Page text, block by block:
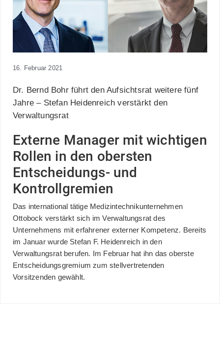
16. Februar 2021
Dr. Bernd Bohr führt den Aufsichtsrat weitere fünf
Jahre – Stefan Heidenreich verstärkt den
Verwaltungsrat
Externe Manager mit wichtigen
Rollen in den obersten
Entscheidungs- und
Kontrollgremien
Das international tätige Medizintechnikunternehmen
Ottobock verstärkt sich im Verwaltungsrat des
Unternehmens mit erfahrener externer Kompetenz. Bereits
im Januar wurde Stefan F. Heidenreich in den
Verwaltungsrat berufen. Im Februar hat ihn das oberste
Entscheidungsgremium zum stellvertretenden
Vorsitzenden gewählt.